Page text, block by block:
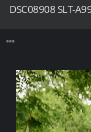
DSC08908 SLT-